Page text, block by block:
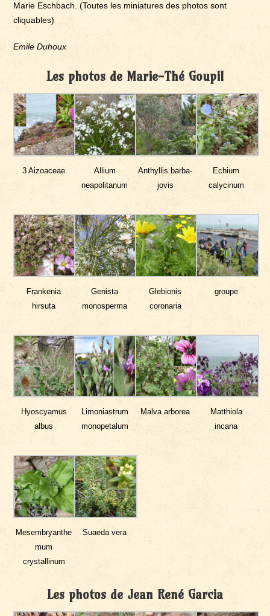
Marie Eschbach. (Toutes les miniatures des photos sont
cliquables)
Emile Duhoux
Les photos de Marie-Thé Goupil
3 Aizoaceae
Allium
neapolitanum
Anthyllis barba-
jovis
Echium
calycinum
Frankenia
hirsuta
Genista
monosperma
Glebionis
coronaria
groupe
Hyoscyamus
albus
Limoniastrum
monopetalum
Malva arborea
Matthiola
incana
Mesembryanthe
mum
crystallinum
Suaeda vera
Les photos de Jean René Garcia